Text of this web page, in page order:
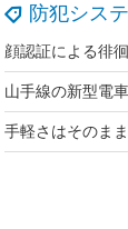
防犯シス